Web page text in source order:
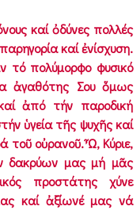
καί ὀδύνες πολλές
καί ἐνίσχυση.
τό πολύμορφο φυσικό
ἀγαθότης Σου ὅμως
ἀπό τήν παροδική
ὑγεία τῆς ψυχῆς καί
τοῦ οὐρανοῦ. Ὦ, Κύριε,
δακρύων μας μή μᾶς
προστάτης χύνε
καί ἀξίωνέ μας νά